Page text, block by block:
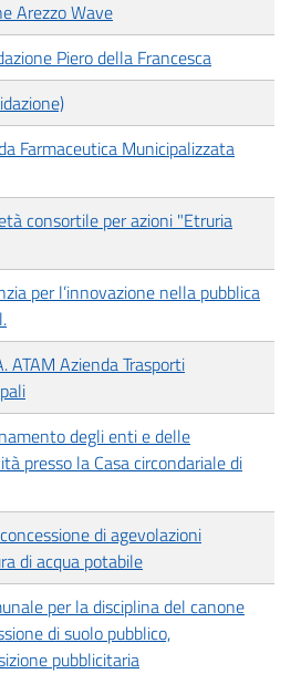
Arezzo Wave
Piero della Francesca
Farmaceutica Municipalizzata
consortile per azioni "Etruria
per l’innovazione nella pubblica
ATAM Azienda Trasporti
degli enti e delle
presso la Casa circondariale di
di agevolazioni
di acqua potabile
per la disciplina del canone
di suolo pubblico,
pubblicitaria